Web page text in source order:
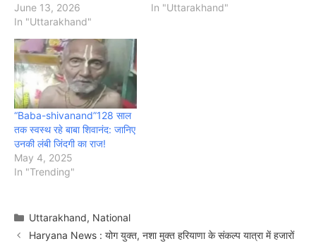
June 13, 2026
In "Uttarakhand"
In "Uttarakhand"
“Baba-shivanand”128 साल
तक स्वस्थ रहे बाबा शिवानंद: जानिए
उनकी लंबी जिंदगी का राज!
May 4, 2025
In "Trending"
Categories
Uttarakhand, National
Haryana News : योग युक्त, नशा मुक्त हरियाणा के संकल्प यात्रा में हजारों